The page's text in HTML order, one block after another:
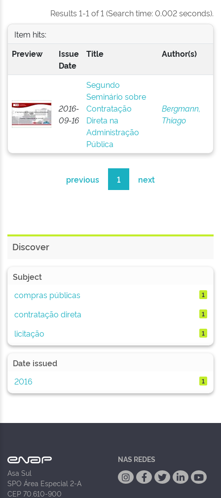
Results 1-1 of 1 (Search time: 0.002 seconds).
Item hits:
Preview
Issue
Date
Title Author(s)
2016-
09-16
Segundo
Seminário sobre
Contratação
Direta na
Administração
Pública
Bergmann,
Thiago
previous 1 next
Discover
Subject
compras públicas
1
contratação direta 1
licitação 1
Date issued
2016
1
Asa Sul
SPO Área Especial 2-A
CEP 70.610-900
NAS REDES